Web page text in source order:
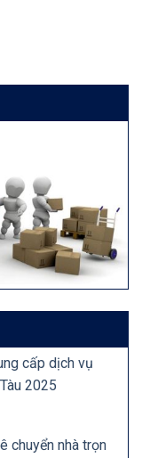
cấp dịch vụ
2025
chuyển nhà trọn